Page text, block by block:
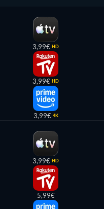
3,99€ HD
3,99€ HD
3,99€ 4K
3,99€ HD
5,99€